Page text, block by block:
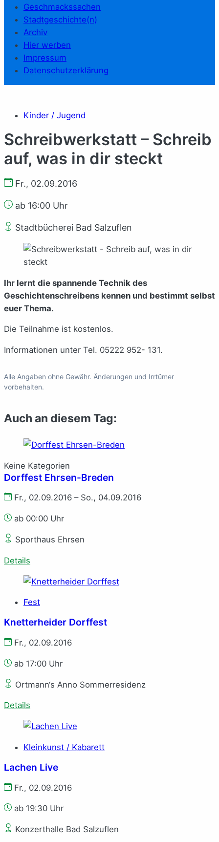
Geschmackssachen
Stadtgeschichte(n)
Archiv
Hier werben
Impressum
Datenschutzerklärung
Kinder / Jugend
Schreibwerkstatt – Schreib
auf, was in dir steckt
Fr., 02.09.2016
ab 16:00 Uhr
Stadtbücherei Bad Salzuflen
Ihr lernt die spannende Technik des
Geschichtenschreibens kennen und bestimmt selbst
euer Thema.
Die Teilnahme ist kostenlos.
Informationen unter Tel. 05222 952- 131.
Alle Angaben ohne Gewähr. Änderungen und Irrtümer
vorbehalten.
Auch an diesem Tag:
Keine Kategorien
Dorffest Ehrsen-Breden
Fr., 02.09.2016 – So., 04.09.2016
ab 00:00 Uhr
Sporthaus Ehrsen
Details
Fest
Knetterheider Dorffest
Fr., 02.09.2016
ab 17:00 Uhr
Ortmann‘s Anno Sommerresidenz
Details
Kleinkunst / Kabarett
Lachen Live
Fr., 02.09.2016
ab 19:30 Uhr
Konzerthalle Bad Salzuflen